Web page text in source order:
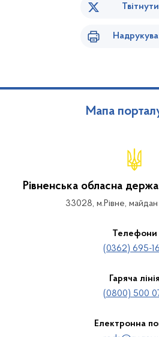
Твітнути
Мапа
Рівненська обласна
33028, м.Рівне, майдан
Телефони
(0362) 695-
Гаряча лінія
(0800) 500
Електронна